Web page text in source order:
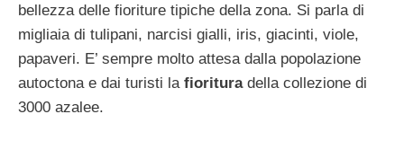
bellezza delle fioriture tipiche della zona. Si parla di
migliaia di tulipani, narcisi gialli, iris, giacinti, viole,
papaveri. E’ sempre molto attesa dalla popolazione
autoctona e dai turisti la fiorituradella collezione di
3000 azalee.